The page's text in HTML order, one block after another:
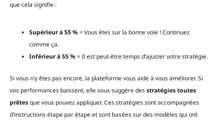
que cela signifie :
Supérieur à 55 %= Vous êtes sur la bonne voie ! Continuez
comme ça.
Inférieur à 55 %= Il est peut-être temps d’ajuster votre stratégie.
Si vous n’y êtes pas encore, la plateforme vous aide à vous améliorer. Si
vos performances baissent, elle vous suggère desstratégies toutes
prêtesque vous pouvez appliquer. Ces stratégies sont accompagnées
d’instructions étape par étape et sont basées sur des modèles qui ont